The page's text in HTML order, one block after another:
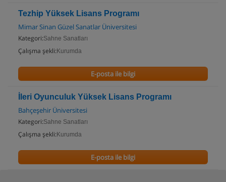
Tezhip Yüksek Lisans Programı
Mimar Sinan Güzel Sanatlar Üniversitesi
Kategori:Sahne Sanatları
Çalışma şekli: Kurumda
E-posta ile bilgi
İleri Oyunculuk Yüksek Lisans Programı
Bahçeşehir Üniversitesi
Kategori:Sahne Sanatları
Çalışma şekli: Kurumda
E-posta ile bilgi